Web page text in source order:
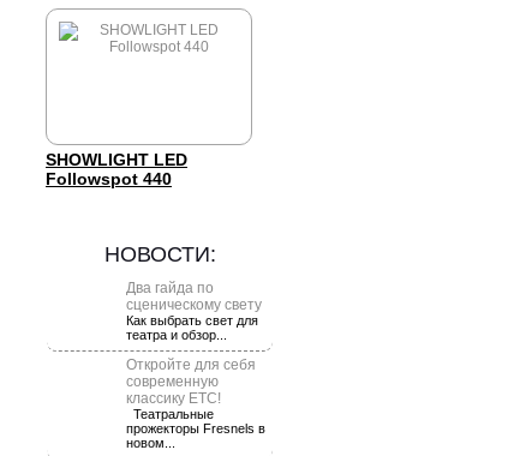
SHOWLIGHT LED
Followspot 440
НОВОСТИ:
Два гайда по
сценическому свету
Как выбрать свет для
театра и обзор...
Откройте для себя
современную
классику ETC!
Театральные
прожекторы Fresnels в
новом...